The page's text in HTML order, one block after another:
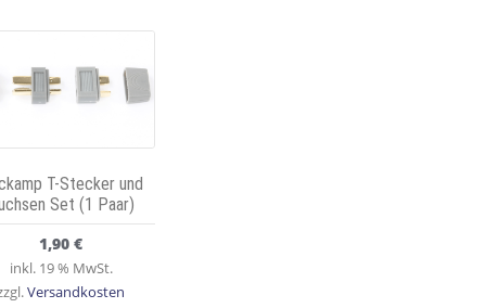
T-Stecker und
Set (1 Paar)
1,90€
inkl. 19 % MwSt.
Versandkosten